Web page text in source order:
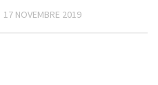
17 NOVEMBRE 2019